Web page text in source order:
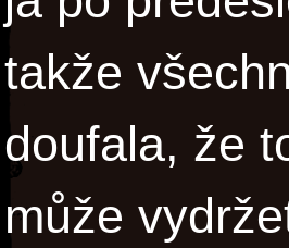
takže
doufala, že
může